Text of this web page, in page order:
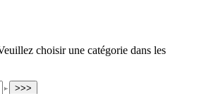
choisir une catégorie dans les
>>>